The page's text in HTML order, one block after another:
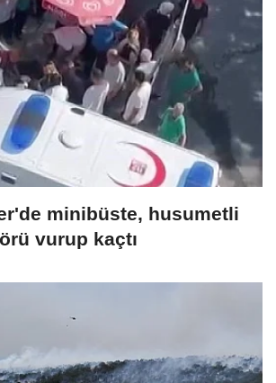
minibüste, husumetli
vurup kaçtı